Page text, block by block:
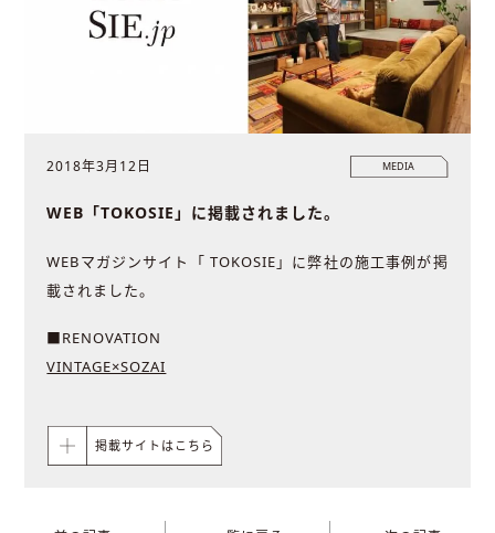
MEDIA
2018年3月12日
WEB「TOKOSIE」に掲載されました。
WEBマガジンサイト「 TOKOSIE」に弊社の施工事例が掲
載されました。
■RENOVATION
VINTAGE×SOZAI
掲載サイトはこちら